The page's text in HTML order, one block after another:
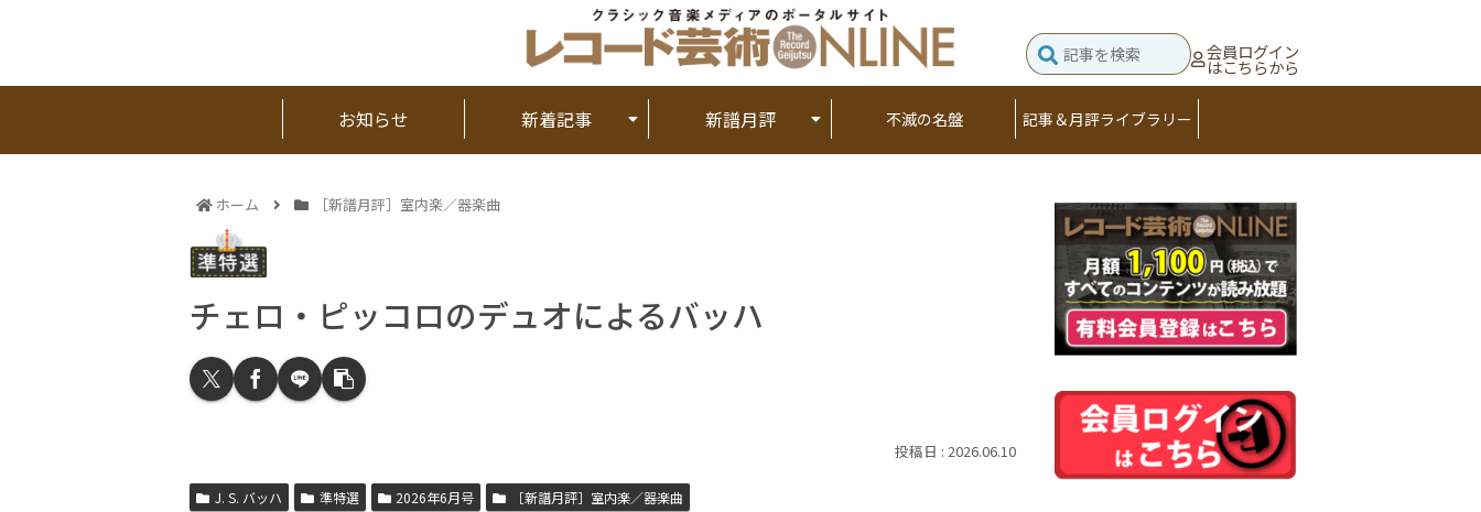
会員ログイン
はこちらから
お知らせ 新着記事 新譜月評 不滅の名盤 記事＆月評ライブラリー
ホーム ［新譜月評］室内楽／器楽曲
チェロ・ピッコロのデュオによるバッハ
2026.06.10
J. S. バッハ 準特選 2026年6月号 ［新譜月評］室内楽／器楽曲